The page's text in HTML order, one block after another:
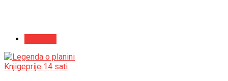
Knjigeprije 14 sati